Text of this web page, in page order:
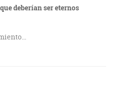
deberían ser eternos